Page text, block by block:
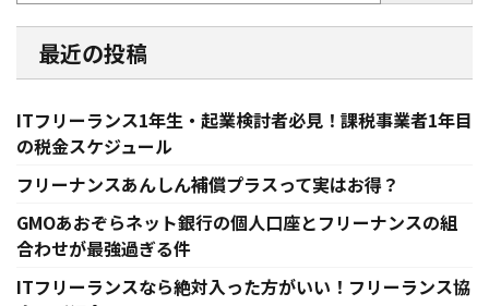
最近の投稿
ITフリーランス1年生・起業検討者必見！課税事業者1年目
の税金スケジュール
フリーナンスあんしん補償プラスって実はお得？
GMOあおぞらネット銀行の個人口座とフリーナンスの組
合わせが最強過ぎる件
ITフリーランスなら絶対入った方がいい！フリーランス協